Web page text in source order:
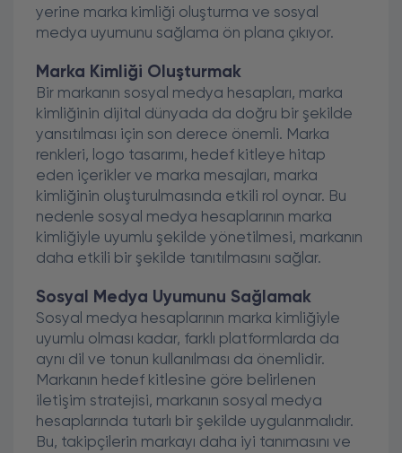
yerine marka kimliği oluşturma ve sosyal
medya uyumunu sağlama ön plana çıkıyor.
Marka Kimliği Oluşturmak
Bir markanın sosyal medya hesapları, marka
kimliğinin dijital dünyada da doğru bir şekilde
yansıtılması için son derece önemli. Marka
renkleri, logo tasarımı, hedef kitleye hitap
eden içerikler ve marka mesajları, marka
kimliğinin oluşturulmasında etkili rol oynar. Bu
nedenle sosyal medya hesaplarının marka
kimliğiyle uyumlu şekilde yönetilmesi, markanın
daha etkili bir şekilde tanıtılmasını sağlar.
Sosyal Medya Uyumunu Sağlamak
Sosyal medya hesaplarının marka kimliğiyle
uyumlu olması kadar, farklı platformlarda da
aynı dil ve tonun kullanılması da önemlidir.
Markanın hedef kitlesine göre belirlenen
iletişim stratejisi, markanın sosyal medya
hesaplarında tutarlı bir şekilde uygulanmalıdır.
Bu, takipçilerin markayı daha iyi tanımasını ve